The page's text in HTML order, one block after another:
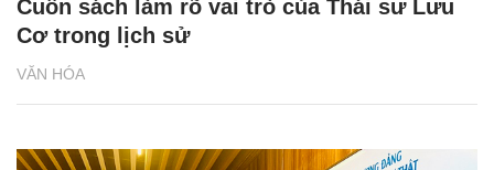
VĂN HÓA
Cuốn sách làm rõ vai trò của Thái sư Lưu
Cơ trong lịch sử